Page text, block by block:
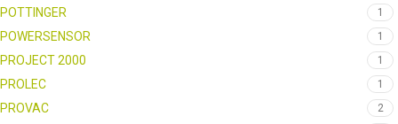
POTTINGER 1
POWERSENSOR 1
PROJECT 2000 1
PROLEC 1
PROVAC 2